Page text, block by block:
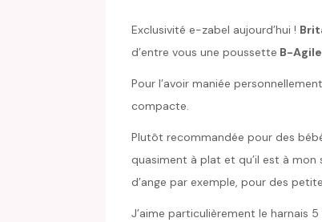
Exclusivité e-zabel aujourd’hui !
d’entre vous une poussette B-Agile
Pour l’avoir maniée
compacte.
Plutôt recommandée pour des
quasiment à plat et qu’il est à mon
d’ange par exemple, pour des
J’aime particulièrement le harnais